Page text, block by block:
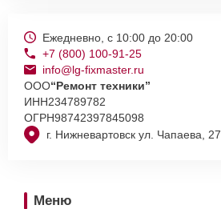
г. Нижневартовск ул. Чапаева, 27
Ежедневно, с 10:00 до 20:00
+7 (800) 100-91-25
info@lg-fixmaster.ru
ООО“Ремонт техники”
ИНН234789782
ОГРН98742397845098
Меню